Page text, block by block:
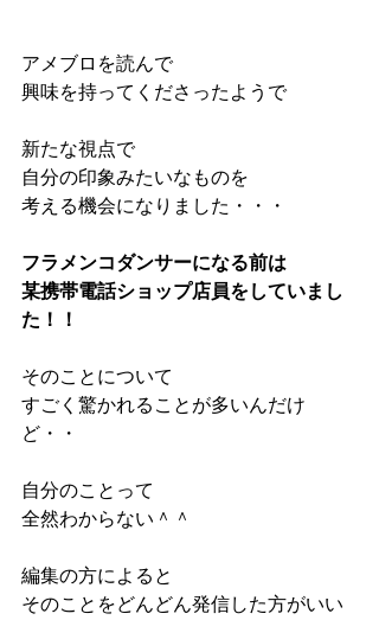
アメブロを読んで
興味を持ってくださったようで
新たな視点で
自分の印象みたいなものを
考える機会になりました・・・
フラメンコダンサーになる前は
某携帯電話ショップ店員をしていまし
た！！
そのことについて
すごく驚かれることが多いんだけ
ど・・
自分のことって
全然わからない＾＾
編集の方によると
そのことをどんどん発信した方がいい